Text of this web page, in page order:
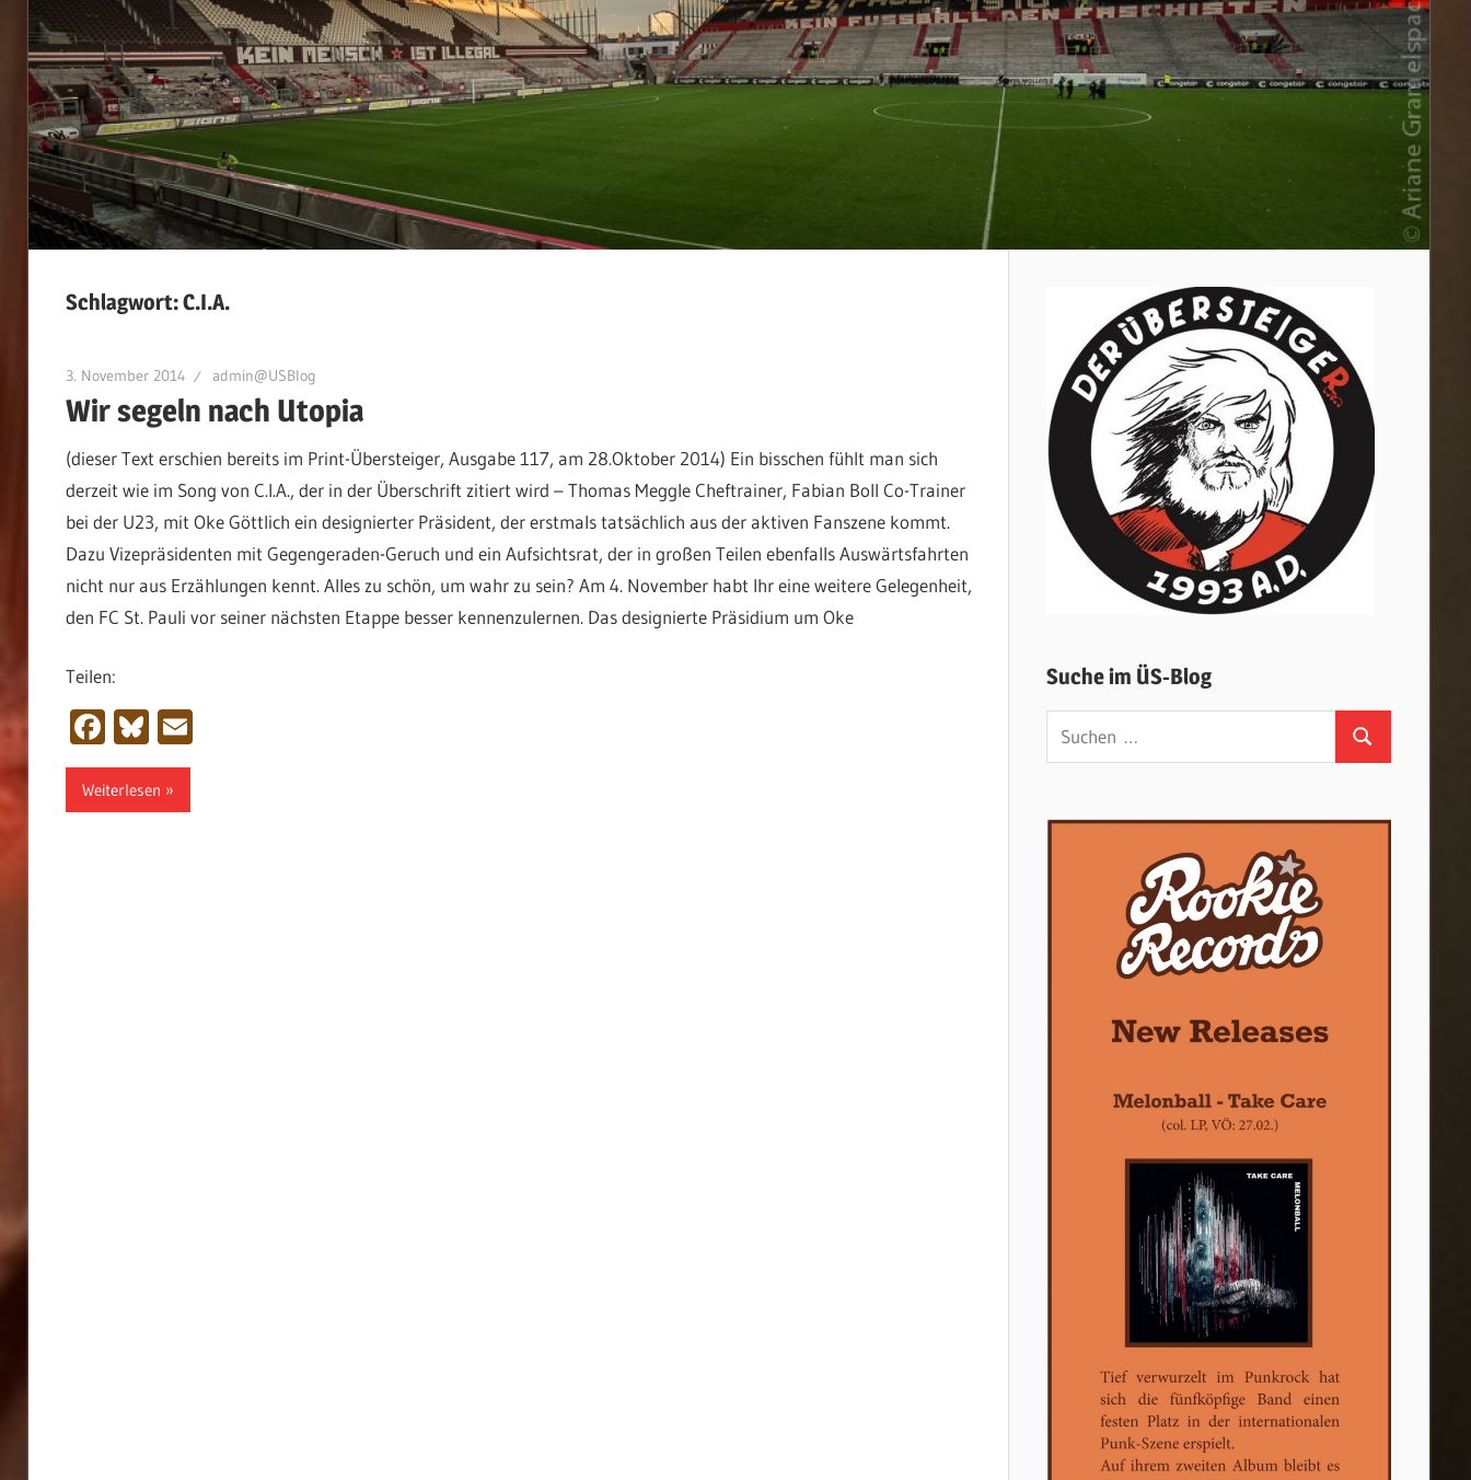
Schlagwort:C.I.A.
3. November 2014 admin@USBlog
Wir segeln nach Utopia
(dieser Text erschien bereits im Print-Übersteiger, Ausgabe 117, am 28.Oktober 2014) Ein bisschen fühlt man sich
derzeit wie im Song von C.I.A., der in der Überschrift zitiert wird – Thomas Meggle Cheftrainer, Fabian Boll Co-Trainer
bei der U23, mit Oke Göttlich ein designierter Präsident, der erstmals tatsächlich aus der aktiven Fanszene kommt.
Dazu Vizepräsidenten mit Gegengeraden-Geruch und ein Aufsichtsrat, der in großen Teilen ebenfalls Auswärtsfahrten
nicht nur aus Erzählungen kennt. Alles zu schön, um wahr zu sein? Am 4. November habt Ihr eine weitere Gelegenheit,
den FC St. Pauli vor seiner nächsten Etappe besser kennenzulernen. Das designierte Präsidium um Oke
Teilen:
Facebook
Bluesky
Email
Weiterlesen
Suche im ÜS-Blog
Suchen
nach:
Suchen